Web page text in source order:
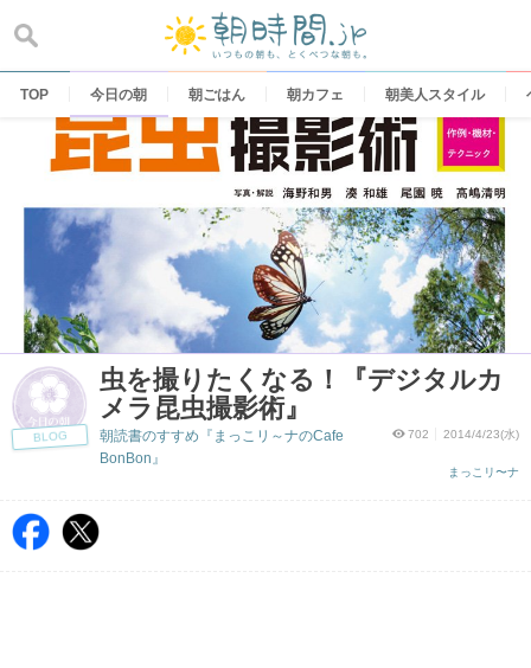
content
TOP 今日の朝 朝ごはん 朝カフェ 朝美人スタイル
BLOG
虫を撮りたくなる！『デジタルカ
メラ昆虫撮影術』
702 2014/4/23(水)
まっこリ〜ナ
朝読書のすすめ『まっこリ～ナのCafe
BonBon』